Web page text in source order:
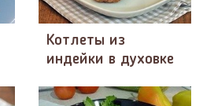
Котлеты из
индейки в духовке